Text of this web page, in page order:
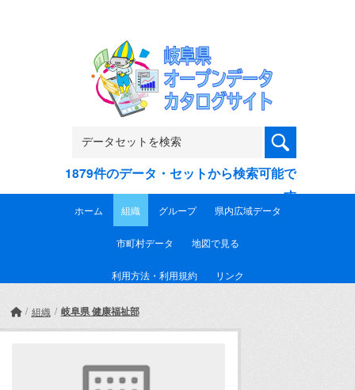
1879件のデータ・セットから検索可能で
す
ホーム 組織 グループ 県内広域データ
市町村データ 地図で見る
利用方法・利用規約 リンク
組織 岐阜県 健康福祉部